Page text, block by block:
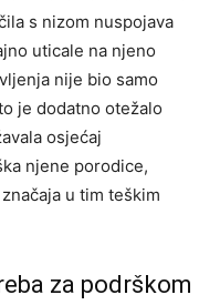
s nizom nuspojava
uticale na njeno
nije bio samo
je dodatno otežalo
osjećaj
njene porodice,
u tim teškim
za podrškom